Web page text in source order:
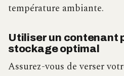
température ambiante.
Utiliser un contenant
stockage optimal
Assurez-vous de verser